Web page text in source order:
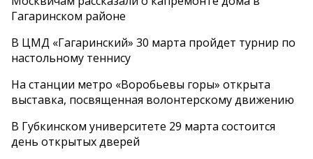
Гагаринском районе
В ЦМД «Гагаринский» 30 марта пройдет турнир по
настольному теннису
На станции метро «Воробьевы горы» открыта
выставка, посвященная волонтерскому движению
В Губкинском университете 29 марта состоится
день открытых дверей